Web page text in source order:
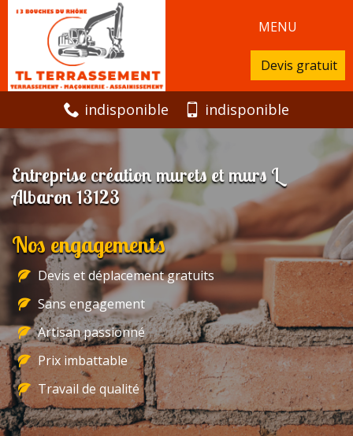
MENU
Devis gratuit
indisponible indisponible
Entreprise création murets et murs L
Albaron 13123
Nos engagements
Devis et déplacement gratuits
Sans engagement
Artisan passionné
Prix imbattable
Travail de qualité